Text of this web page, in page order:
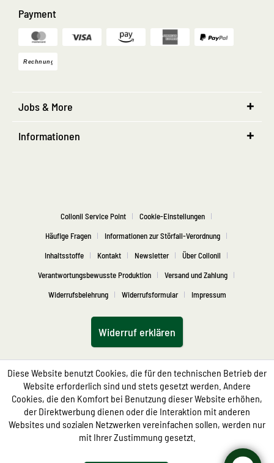
Payment
Jobs & More
Informationen
Collonil Service Point
Cookie-Einstellungen
Häufige Fragen
Informationen zur Störfall-Verordnung
Inhaltsstoffe
Kontakt Newsletter
Über Collonil
Verantwortungsbewusste Produktion
Versand und Zahlung
Widerrufsbelehrung
Widerrufsformular Impressum
Widerruf erklären
Diese Website benutzt Cookies, die für den technischen Betrieb der
Website erforderlich sind und stets gesetzt werden. Andere
Cookies, die den Komfort bei Benutzung dieser Website erhöhen,
der Direktwerbung dienen oder die Interaktion mit anderen
Websites und sozialen Netzwerken vereinfachen sollen, werden nur
mit Ihrer Zustimmung gesetzt.